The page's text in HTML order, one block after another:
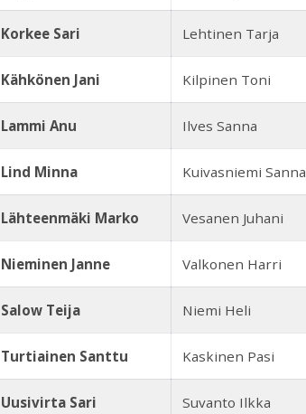
Korkee Sari Lehtinen Tarja
Kähkönen Jani Kilpinen Toni
Lammi Anu Ilves Sanna
Lind Minna Kuivasniemi Sanna
Lähteenmäki Marko Vesanen Juhani
Nieminen Janne Valkonen Harri
Salow Teija Niemi Heli
Turtiainen Santtu Kaskinen Pasi
Uusivirta Sari Suvanto Ilkka